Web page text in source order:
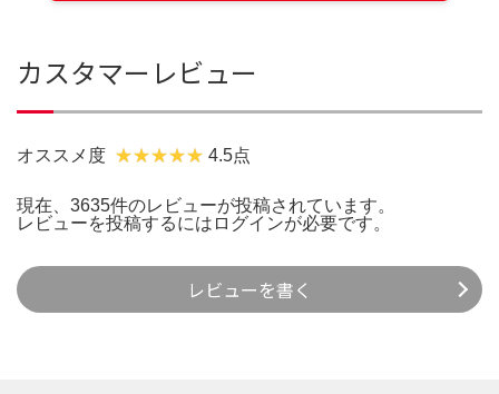
カスタマーレビュー
オススメ度 4.5点
現在、3635件のレビューが投稿されています。
レビューを投稿するには ログインが必要です。
レビューを書く